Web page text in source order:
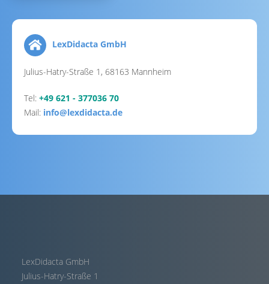
LexDidacta GmbH
Julius-Hatry-Straße 1, 68163 Mannheim
Tel: +49 621 - 377036 70
Mail: info@lexdidacta.de
LexDidacta GmbH
Julius-Hatry-Straße 1